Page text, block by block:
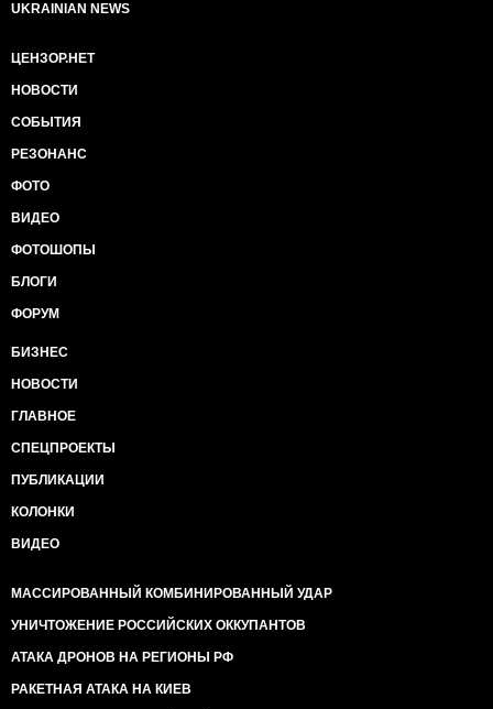
UKRAINIAN NEWS
ЦЕНЗОР.НЕТ
НОВОСТИ
СОБЫТИЯ
РЕЗОНАНС
ФОТО
ВИДЕО
ФОТОШОПЫ
БЛОГИ
ФОРУМ
БИЗНЕС
НОВОСТИ
ГЛАВНОЕ
СПЕЦПРОЕКТЫ
ПУБЛИКАЦИИ
КОЛОНКИ
ВИДЕО
МАССИРОВАННЫЙ КОМБИНИРОВАННЫЙ УДАР
УНИЧТОЖЕНИЕ РОССИЙСКИХ ОККУПАНТОВ
АТАКА ДРОНОВ НА РЕГИОНЫ РФ
РАКЕТНАЯ АТАКА НА КИЕВ